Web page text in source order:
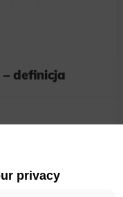
privacy
definicja